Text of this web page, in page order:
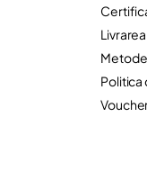
Politica